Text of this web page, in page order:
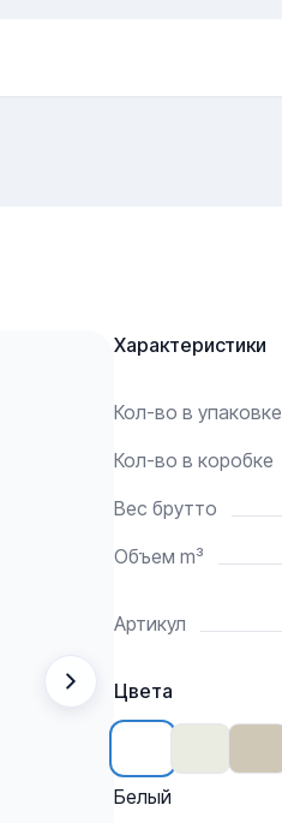
Характеристики
Кол-во в упаковке
Кол-во в коробке
Вес брутто
Объем m³
Артикул
Цвета
Белый